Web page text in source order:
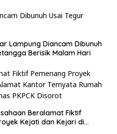
Lampung Diancam Dibunuh
Berisik Malam Hari
Beralamat Fiktif
Kejati dan Kejari di